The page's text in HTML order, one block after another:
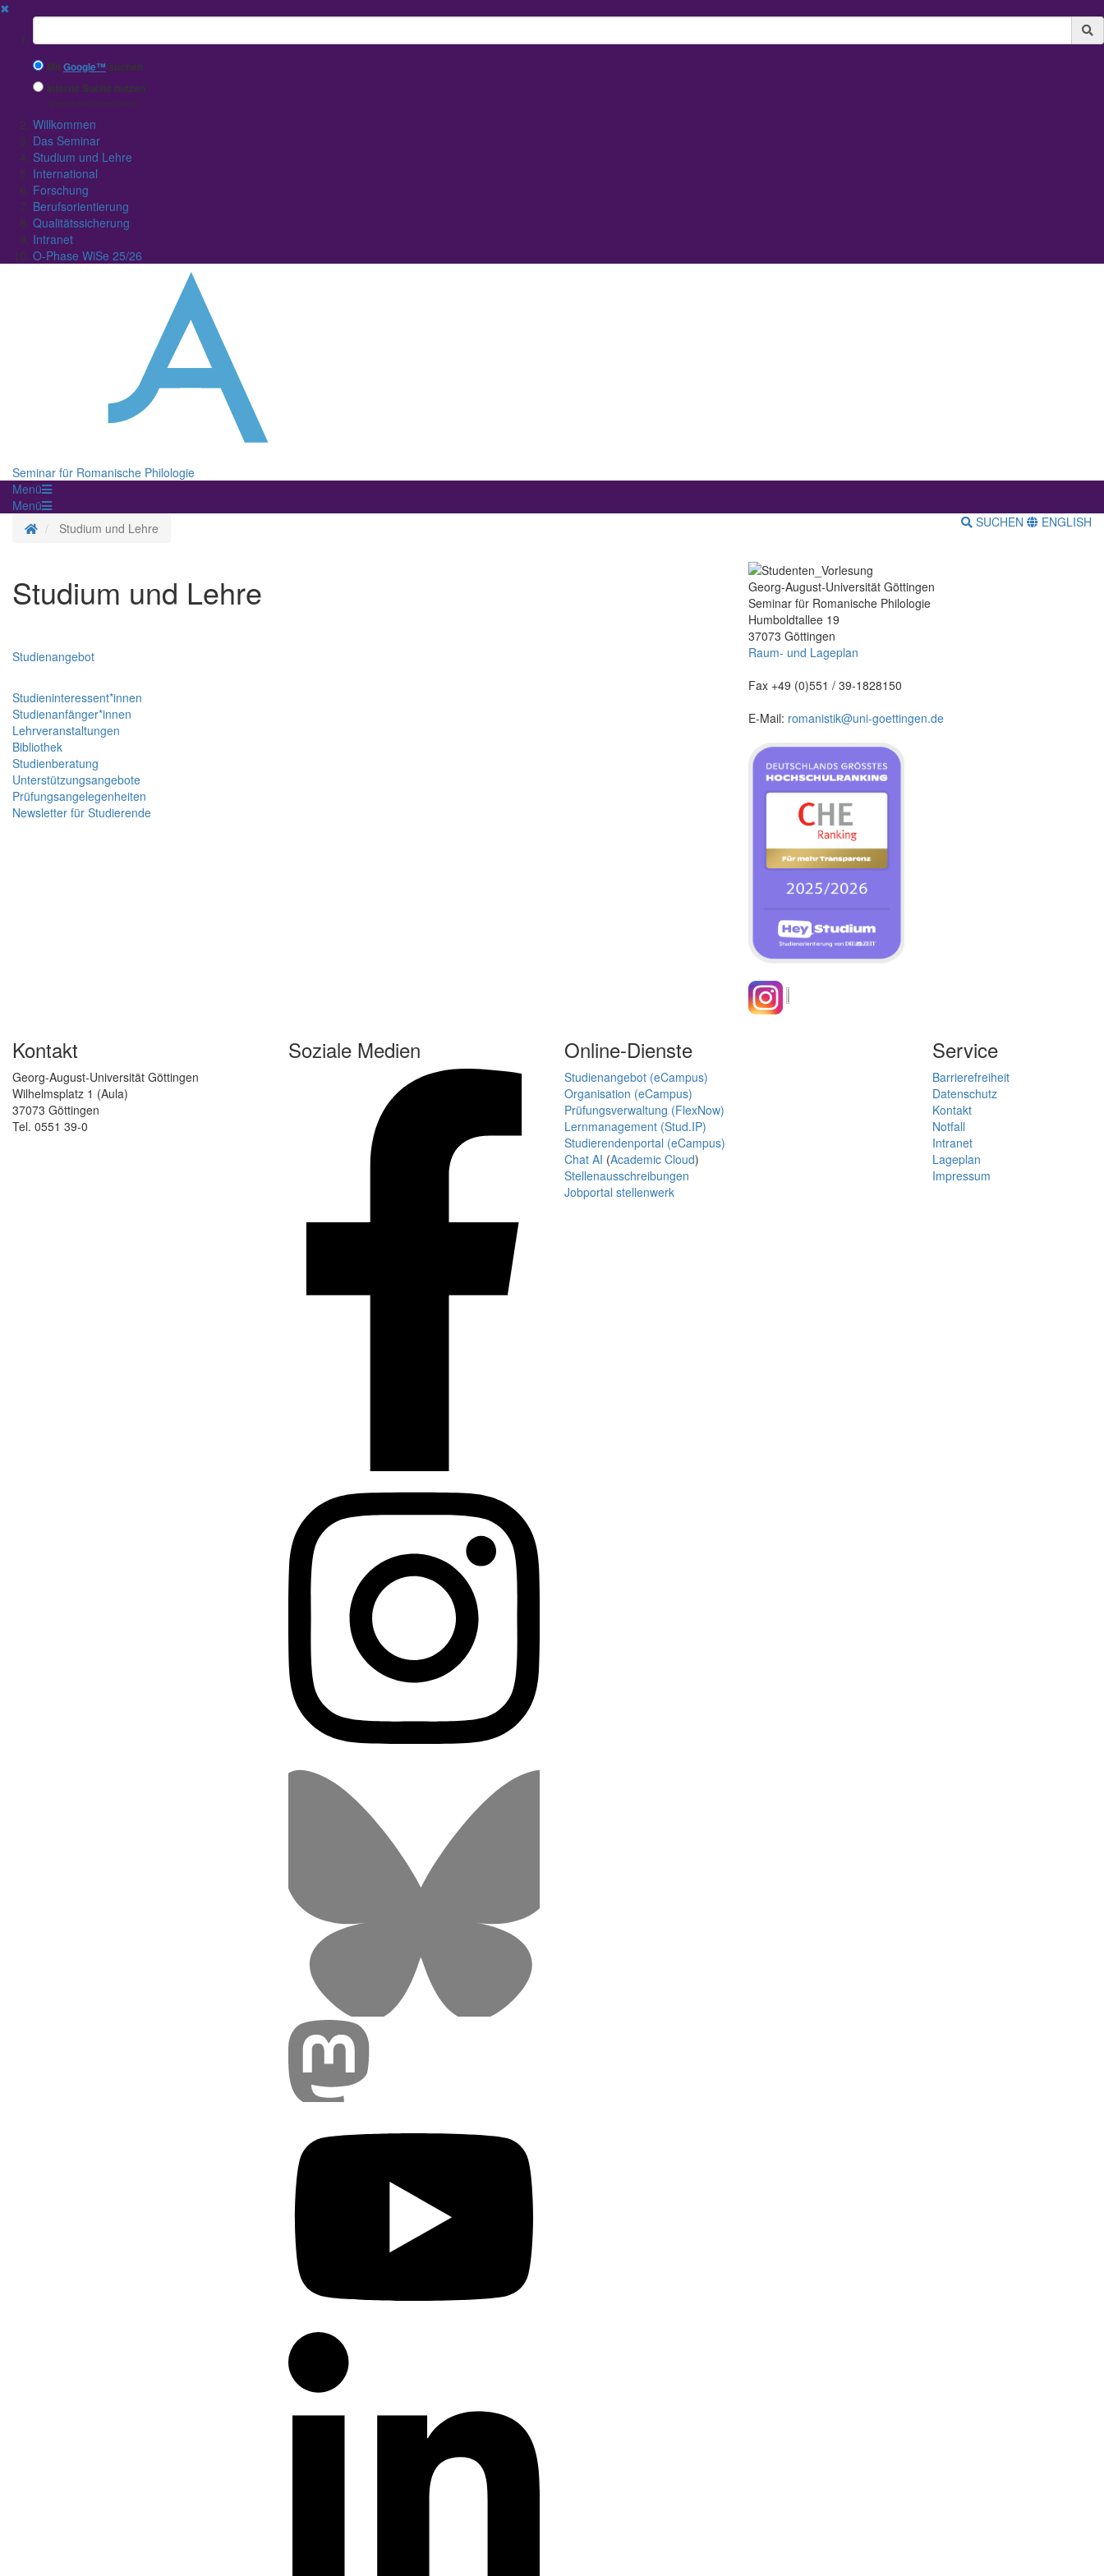
✖
Suchbegriff
MitGoogle™ suchen
Interne Suche nutzen
(eingeschränkte Ergebnisqualität)
Willkommen
Das Seminar
Studium und Lehre
International
Forschung
Berufsorientierung
Qualitätssicherung
Intranet
O-Phase WiSe 25/26
Seminar für Romanische Philologie
Menü
Menü
StartseiteStudium und Lehre SUCHEN ENGLISH
Studium und Lehre
Studienangebot
Studieninteressent*innen
Studienanfänger*innen
Lehrveranstaltungen
Bibliothek
Studienberatung
Unterstützungsangebote
Prüfungsangelegenheiten
Newsletter für Studierende
Georg-August-Universität Göttingen
Seminar für Romanische Philologie
Humboldtallee 19
37073 Göttingen
Raum- und Lageplan
Fax +49 (0)551 / 39-1828150
E-Mail: romanistik@uni-goettingen.de
Kontakt
Georg-August-Universität Göttingen
Wilhelmsplatz 1 (Aula)
37073 Göttingen
Tel. 0551 39-0
Soziale Medien Online-Dienste
Studienangebot (eCampus)
Organisation (eCampus)
Prüfungsverwaltung (FlexNow)
Lernmanagement (Stud.IP)
Studierendenportal (eCampus)
Chat AI (Academic Cloud)
Stellenausschreibungen
Jobportal stellenwerk
Service
Barrierefreiheit
Datenschutz
Kontakt
Notfall
Intranet
Lageplan
Impressum